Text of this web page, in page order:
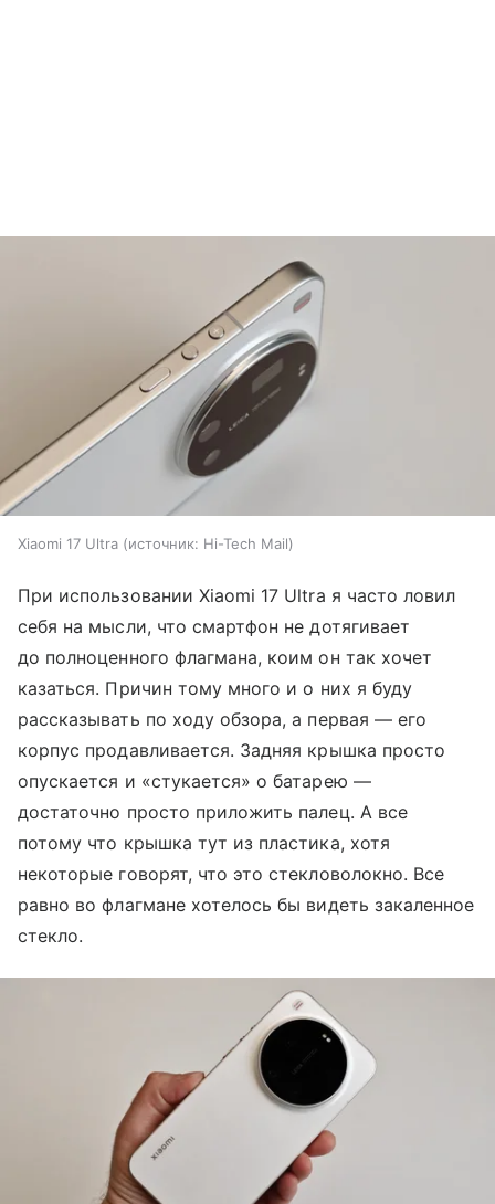
Xiaomi 17 Ultra источник: Hi-Tech Mail
При использовании Xiaomi 17 Ultra я часто ловил
себя на мысли, что смартфон не дотягивает
до полноценного флагмана, коим он так хочет
казаться. Причин тому много и о них я буду
рассказывать по ходу обзора, а первая — его
корпус продавливается. Задняя крышка просто
опускается и «стукается» о батарею —
достаточно просто приложить палец. А все
потому что крышка тут из пластика, хотя
некоторые говорят, что это стекловолокно. Все
равно во флагмане хотелось бы видеть закаленное
стекло.